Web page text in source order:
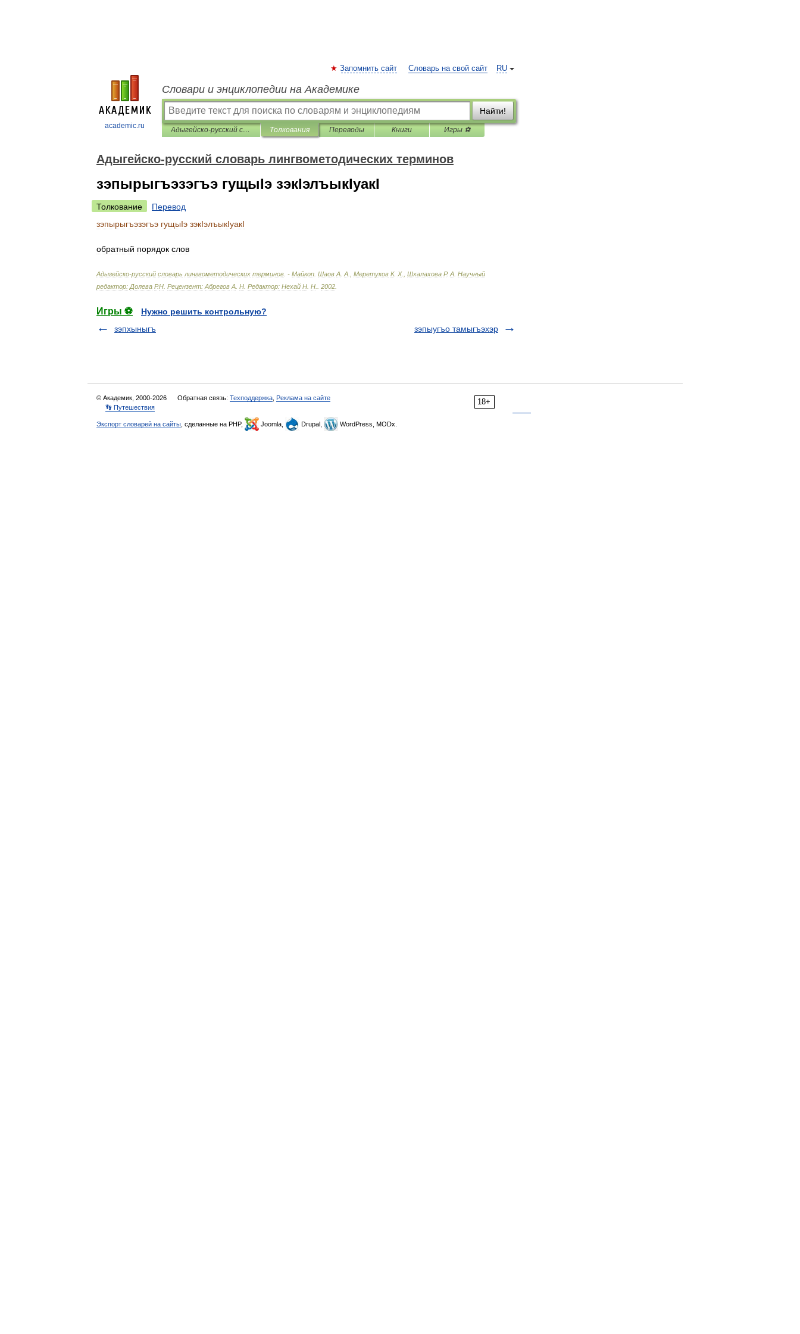
academic.ru
RU
Запомнить сайт Словарь на свой сайт
Словари и энциклопедии на Академике
Найти!
Адыгейско-русский словарь лингвометодических терминов Толкования Переводы Книги Игры ⚽
Адыгейско-русский словарь лингвометодических терминов
зэпырыгъэзэгъэ гущыIэ зэкIэлъыкIуакI
Толкование
Перевод
зэпырыгъэзэгъэ гущыIэ зэкIэлъыкIуакI
обратный порядок слов
Адыгейско-русский словарь лингвометодических терминов . - Майкоп Шаов А А Меретуков К. Х., Шхалахова Р. А Научный
редактор: Долева Р.Н Рецензент: Абрегов А Н Редактор: Нехай Н Н 2002
Игры ⚽
Нужно решить контрольную?
зэпхыныгъ
зэпыугъо тамыгъэхэр
18+
© Академик, 2000-2026 Обратная связь: Техподдержка Реклама на сайте
👣 Путешествия
Экспорт словарей на сайты , сделанные на PHP, Joomla, Drupal, WordPress, MODx.